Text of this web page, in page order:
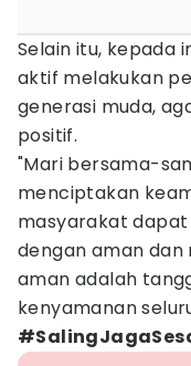
Selain itu, kepada
aktif melakukan
generasi muda,
positif.
"Mari bersama-
menciptakan
masyarakat
dengan aman dan
aman adalah
kenyamanan